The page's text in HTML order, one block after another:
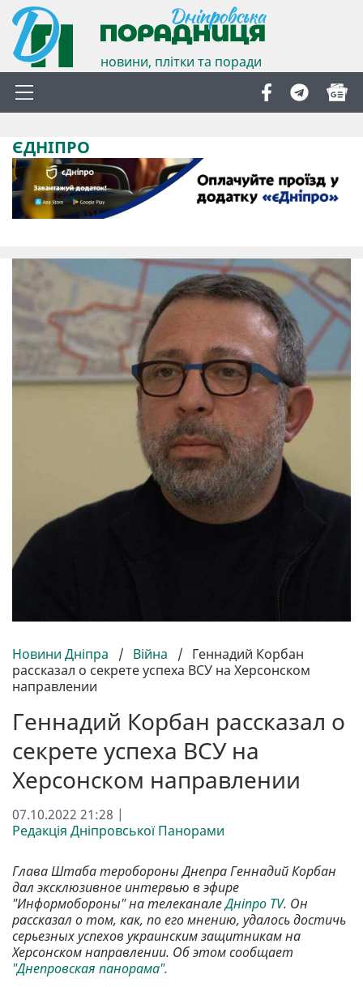
новини, плітки та поради
ЄДНІПРО
Новини Дніпра / Війна / Геннадий Корбан
рассказал о секрете успеха ВСУ на Херсонском
направлении
Геннадий Корбан рассказал о
секрете успеха ВСУ на
Херсонском направлении
07.10.2022 21:28 |
Редакція Дніпровської Панорами
Глава Штаба теробороны Днепра Геннадий Корбан
дал эксклюзивное интервью в эфире
"Информобороны" на телеканалеДніпро TV. Он
рассказал о том, как, по его мнению, удалось достичь
серьезных успехов украинским защитникам на
Херсонском направлении. Об этом сообщает
"Днепровская панорама".